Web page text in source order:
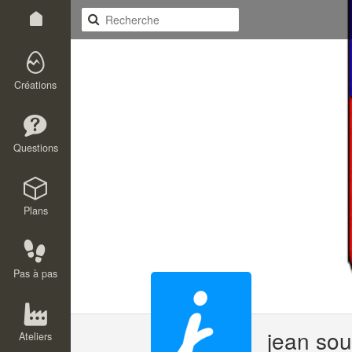
Créations
Questions
Plans
Pas à pas
Ateliers jean